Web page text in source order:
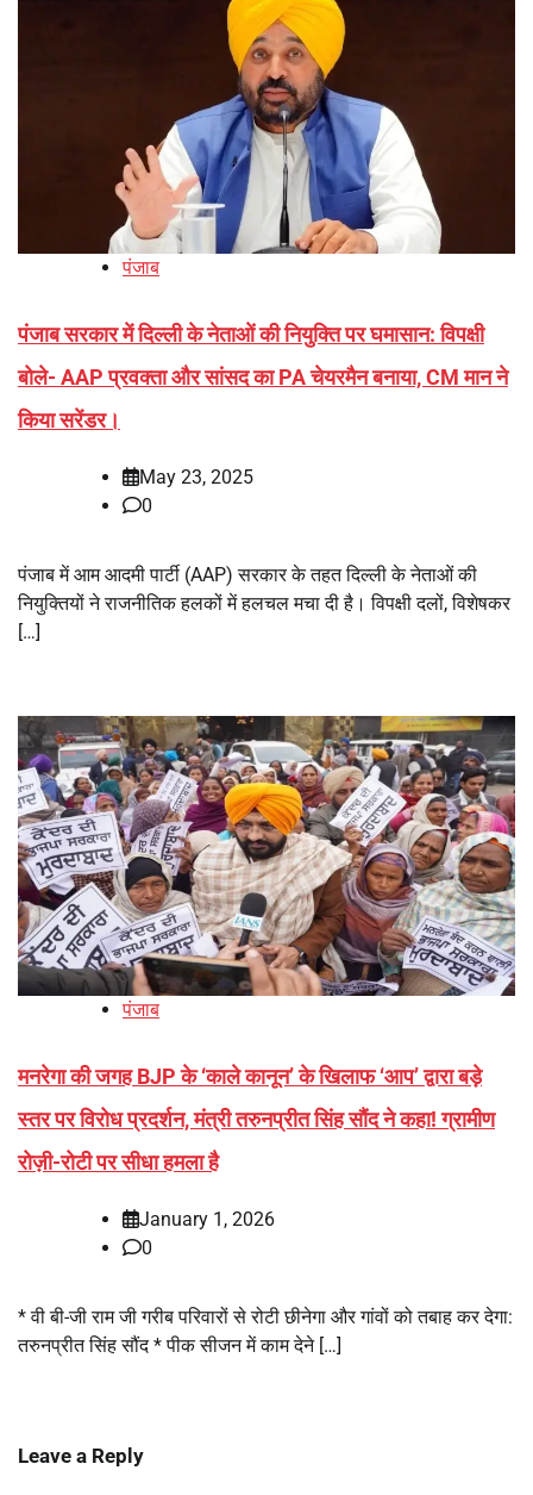
पंजाब
पंजाब सरकार में दिल्ली के नेताओं की नियुक्ति पर घमासान: विपक्षी
बोले- AAP प्रवक्ता और सांसद का PA चेयरमैन बनाया, CM मान ने
किया सरेंडर।
May 23, 2025
0
पंजाब में आम आदमी पार्टी (AAP) सरकार के तहत दिल्ली के नेताओं की
नियुक्तियों ने राजनीतिक हलकों में हलचल मचा दी है। विपक्षी दलों, विशेषकर
[…]
पंजाब
मनरेगा की जगह BJP के ‘काले कानून’ के खिलाफ ‘आप’ द्वारा बड़े
स्तर पर विरोध प्रदर्शन, मंत्री तरुनप्रीत सिंह सौंद ने कहा! ग्रामीण
रोज़ी-रोटी पर सीधा हमला है
January 1, 2026
0
* वी बी-जी राम जी गरीब परिवारों से रोटी छीनेगा और गांवों को तबाह कर देगा:
तरुनप्रीत सिंह सौंद * पीक सीजन में काम देने […]
Leave a Reply